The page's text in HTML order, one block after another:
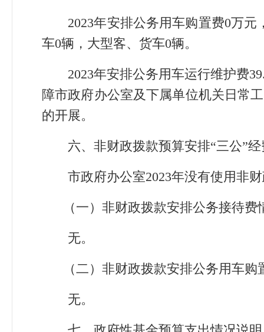
2023年安排公务用车购置费0万元
车0辆，大型客、货车0辆。
2023年安排公务用车运行维护费
障市政府办公室及下属单位机关日常
的开展。
六、非财政拨款预算安排“三公”
市政府办公室2023年没有使用非
（一）非财政拨款安排公务接待费
无。
（二）非财政拨款安排公务用车
无。